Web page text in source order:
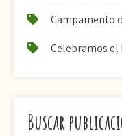
Campamento
Celebramos el
Buscar